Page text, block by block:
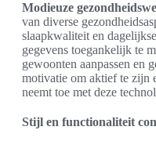
Modieuze
van diverse
slaapkwaliteit en
gegevens toegankelijk te
gewoonten aanpassen en
motivatie om aktief te zijn
neemt toe met deze
Stijl en functionaliteit